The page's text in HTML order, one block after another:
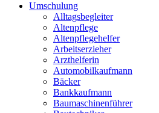
Umschulung
Alltagsbegleiter
Altenpflege
Altenpflegehelfer
Arbeitserzieher
Arzthelferin
Automobilkaufmann
Bäcker
Bankkaufmann
Baumaschinenführer